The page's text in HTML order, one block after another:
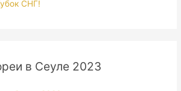
в Сеуле 2023